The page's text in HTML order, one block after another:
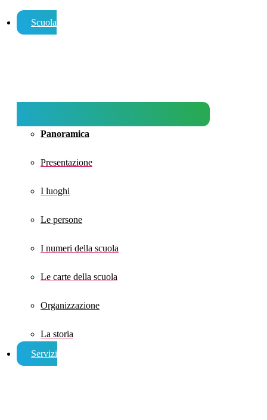
Scuola
Panoramica
Presentazione
I luoghi
Le persone
I numeri della scuola
Le carte della scuola
Organizzazione
La storia
Servizi